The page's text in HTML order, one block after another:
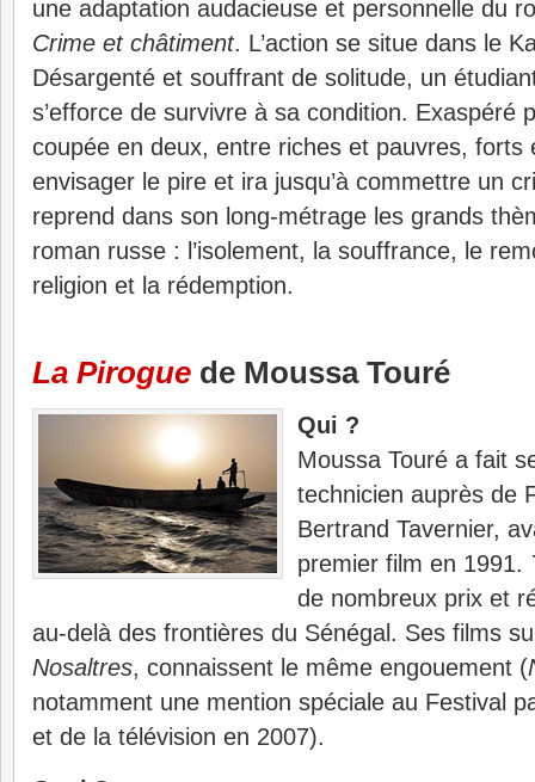
une adaptation audacieuse et personnelle du
Crime et châtiment. L’action se situe dans le
Désargenté et souffrant de solitude, un
s’efforce de survivre à sa condition. Exaspéré
coupée en deux, entre riches et pauvres, forts
envisager le pire et ira jusqu’à commettre un
reprend dans son long-métrage les grands
roman russe : l’isolement, la souffrance, le
religion et la rédemption.
La Pirogue de Moussa Touré
Qui ?
Moussa Touré a fait
technicien auprès de
Bertrand Tavernier,
premier film en 1991.
de nombreux prix et
au-delà des frontières du Sénégal. Ses films
Nosaltres, connaissent le même engouement (
notamment une mention spéciale au Festival
et de la télévision en 2007).